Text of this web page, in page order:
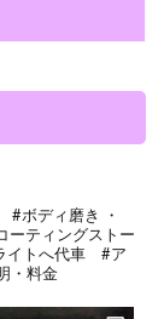
#ボディ磨き ・
ーティングストー
イトへ代車 #ア
・料金